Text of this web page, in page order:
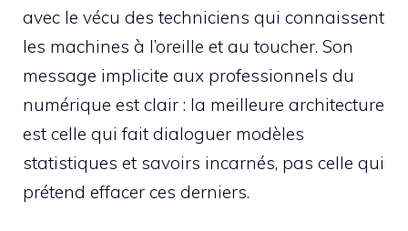
avec le vécu des techniciens qui connaissent
les machines à l’oreille et au toucher. Son
message implicite aux professionnels du
numérique est clair : la meilleure architecture
est celle qui fait dialoguer modèles
statistiques et savoirs incarnés, pas celle qui
prétend effacer ces derniers.